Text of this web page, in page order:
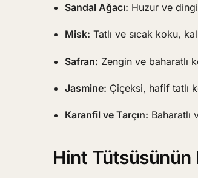
Sandal Ağacı: Huzur ve
Misk: Tatlı ve sıcak koku,
Safran: Zengin ve baharatlı
Jasmine: Çiçeksi, hafif tatlı
Karanfil ve Tarçın: Baharatlı
Hint Tütsüsünün